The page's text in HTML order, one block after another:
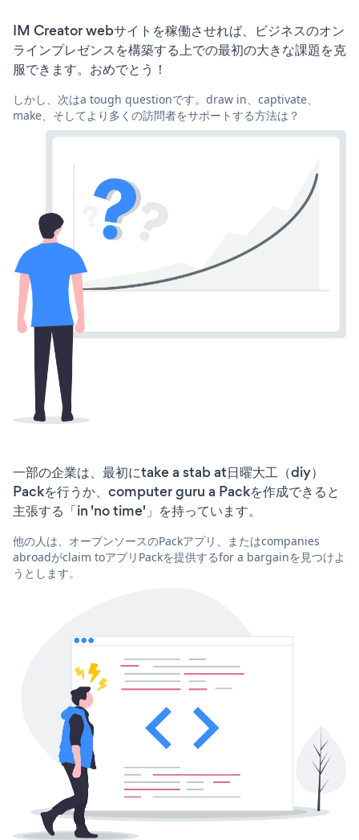
IM Creator webサイトを稼働させれば、ビジネスのオン
ラインプレゼンスを構築する上での最初の大きな課題を克
服できます。おめでとう！
しかし、次はa tough questionです。draw in、captivate、
make、そしてより多くの訪問者をサポートする方法は？
一部の企業は、最初にtake a stab at日曜大工（diy）
Packを行うか、computer guru a Packを作成できると
主張する「in 'no time'」を持っています。
他の人は、オープンソースのPackアプリ、またはcompanies
abroadがclaim toアプリPackを提供するfor a bargainを見つけよ
うとします。